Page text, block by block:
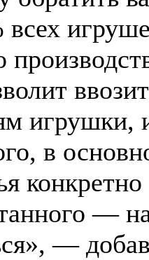
всех
игрушки,
в
—
—